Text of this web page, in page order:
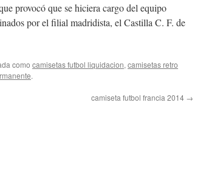
provocó que se hiciera cargo del equipo
por el filial madridista, el Castilla C. F. de
como camisetas futbol liquidacion, camisetas retro
.
camiseta futbol francia 2014 →